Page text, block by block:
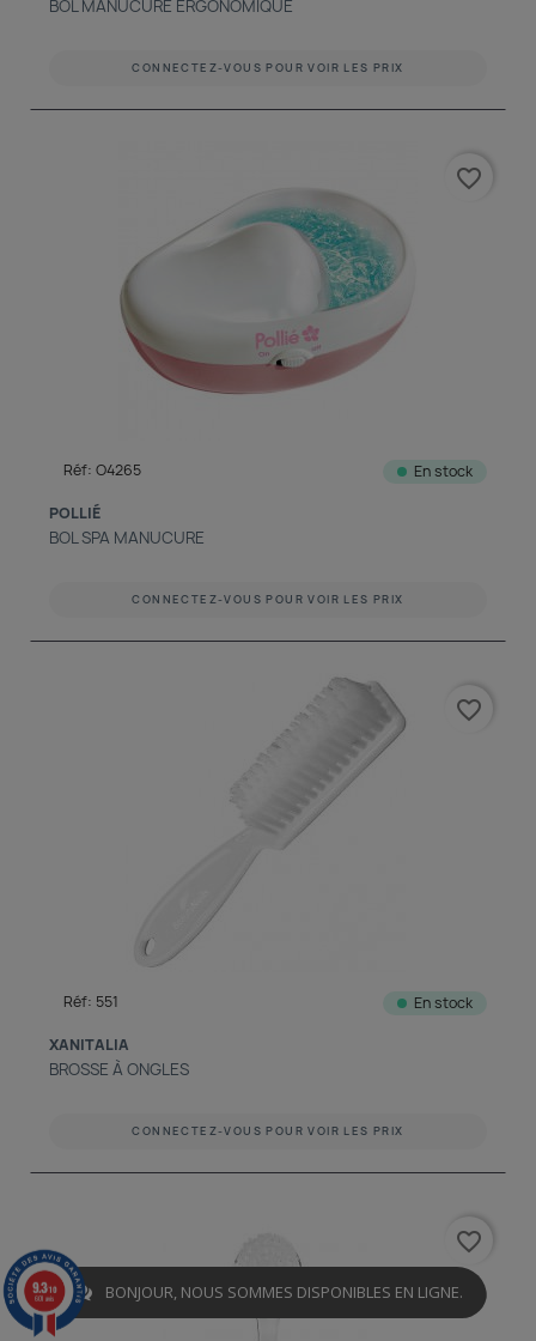
BOL MANUCURE ERGONOMIQUE
CONNECTEZ-VOUS POUR VOIR LES PRIX
Réf: O4265 En stock
POLLIÉ
BOL SPA MANUCURE
CONNECTEZ-VOUS POUR VOIR LES PRIX
favorite_border
Réf: 551 En stock
XANITALIA
BROSSE À ONGLES
CONNECTEZ-VOUS POUR VOIR LES PRIX
favorite_border
favorite_border
BONJOUR, NOUS SOMMES DISPONIBLES EN LIGNE.
9.3/10
601 avis